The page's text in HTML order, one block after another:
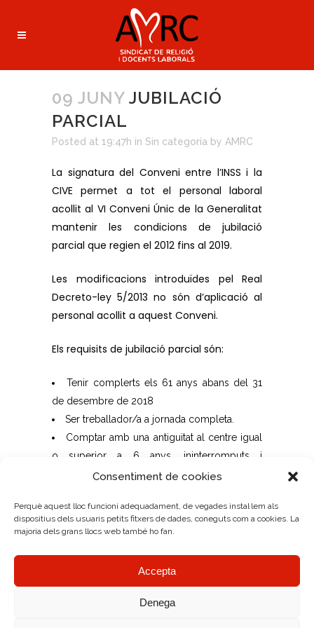
Consentiment de cookies
Perquè aquest lloc funcioni adequadament, de vegades instal·lem als
dispositius dels usuaris petits fitxers de dades, coneguts com a cookies. La
majoria dels grans llocs web també ho fan.
Accepta
Denega
09 JUNY JUBILACIÓ
PARCIAL
Posted at 19:47h in Sin categoría by AMRC
La signatura del Conveni entre l’INSS i la
CIVE permet a tot el personal laboral
acollit al VI Conveni Únic de la Generalitat
mantenir les condicions de jubilació
parcial que regien el 2012 fins al 2019.
Les modificacions introduïdes pel Real
Decreto-ley 5/2013 no són d’aplicació al
personal acollit a aquest Conveni.
Els requisits de jubilació parcial són:
Tenir complerts els 61 anys abans del 31
de desembre de 2018
Ser treballador/a a jornada completa.
Comptar amb una antiguitat al centre igual
o superior a 6 anys, ininterromputs i
immediatament anteriors a la data de
Tenir un mínim de 30 anys cotitzats.
Voler reduir la jornada de treball entre un
85% pels supòsits en què el treballador/a de